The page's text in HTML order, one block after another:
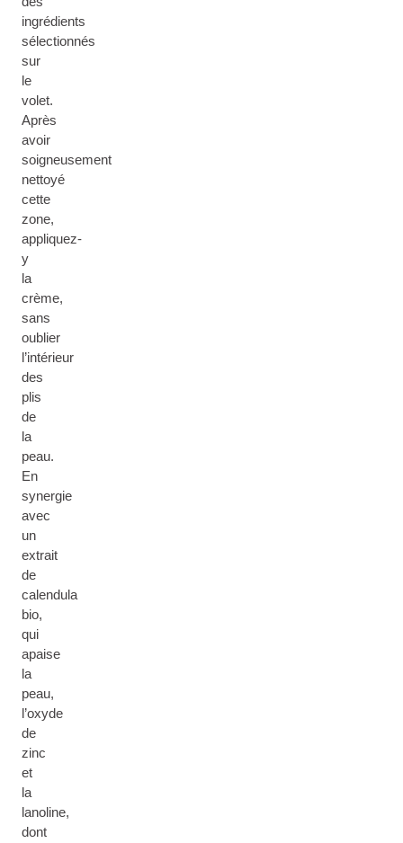
ingrédients
sélectionnés
sur
le
volet.
Après
avoir
soigneusement
nettoyé
cette
zone,
appliquez-
y
la
crème,
sans
oublier
l’intérieur
des
plis
de
la
peau.
En
synergie
avec
un
extrait
de
calendula
bio,
qui
apaise
la
peau,
l’oxyde
de
zinc
et
la
lanoline,
dont